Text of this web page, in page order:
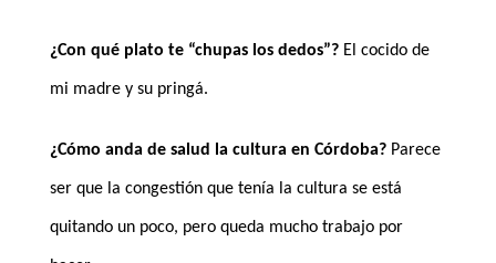
¿Con qué plato te “chupas los dedos”? El cocido de
mi madre y su pringá.
¿Cómo anda de salud la cultura en Córdoba? Parece
ser que la congestión que tenía la cultura se está
quitando un poco, pero queda mucho trabajo por